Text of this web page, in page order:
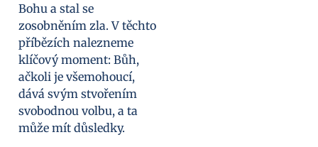
Bohu a stal se
zosobněním zla. V těchto
příbězích nalezneme
klíčový moment: Bůh,
ačkoli je všemohoucí,
dává svým stvořením
svobodnou volbu, a ta
může mít důsledky.